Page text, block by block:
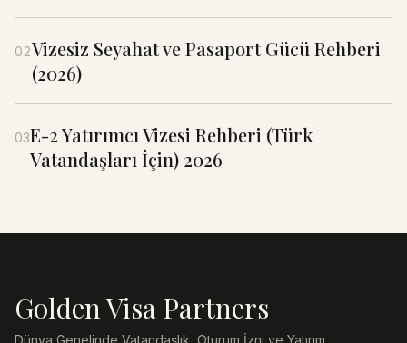
02Vizesiz Seyahat ve Pasaport Gücü Rehberi
(2026)
03E-2 Yatırımcı Vizesi Rehberi (Türk
Vatandaşları İçin) 2026
Golden Visa Partners
Dünya Genelinde Vatandaşlık, Oturum İzni ve Yatırım